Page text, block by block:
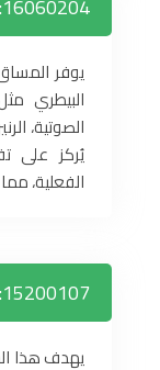
يوفر
البيطري
الصوتية،
يُركز على
الفعلية،
15200107: الدراسات الإسلامية [3 ساعات]
يهدف هذا